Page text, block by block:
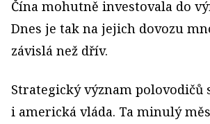
Čína mohutně investovala do
Dnes je tak na jejich dovozu
závislá než dřív.
Strategický význam polovodičů
i americká vláda. Ta minulý